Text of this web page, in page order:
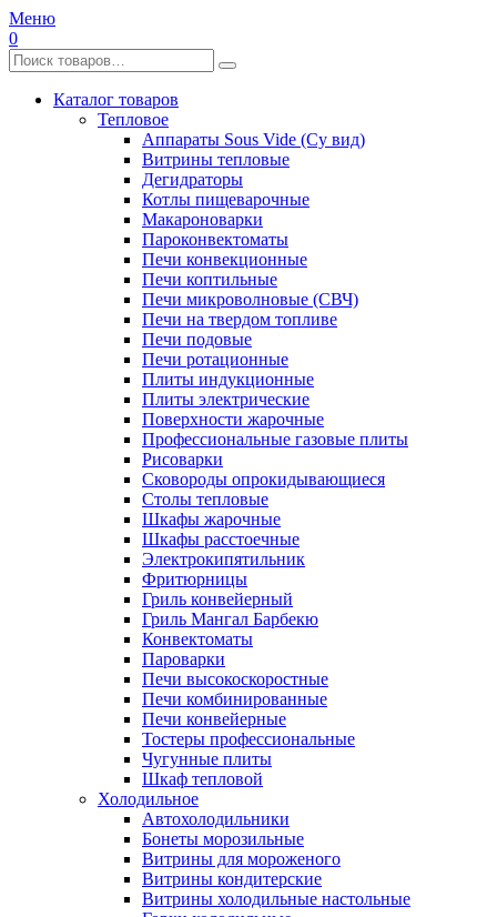
Меню
0
Каталог товаров
Тепловое
Аппараты Sous Vide (Су вид)
Витрины тепловые
Дегидраторы
Котлы пищеварочные
Макароноварки
Пароконвектоматы
Печи конвекционные
Печи коптильные
Печи микроволновые (СВЧ)
Печи на твердом топливе
Печи подовые
Печи ротационные
Плиты индукционные
Плиты электрические
Поверхности жарочные
Профессиональные газовые плиты
Рисоварки
Сковороды опрокидывающиеся
Столы тепловые
Шкафы жарочные
Шкафы расстоечные
Электрокипятильник
Фритюрницы
Гриль конвейерный
Гриль Мангал Барбекю
Конвектоматы
Пароварки
Печи высокоскоростные
Печи комбинированные
Печи конвейерные
Тостеры профессиональные
Чугунные плиты
Шкаф тепловой
Холодильное
Автохолодильники
Бонеты морозильные
Витрины для мороженого
Витрины кондитерские
Витрины холодильные настольные